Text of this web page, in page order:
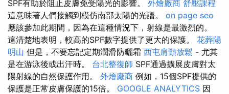
SPF有助於阻止皮膚免受陽光的影響。 外燴廠商 舒壓課程
這意味著人們接觸到模仿南部太陽的光譜。 on page seo
應該參加此期間，因為在這種情況下，射線是最激烈的。
這清楚地表明，較高的SPF數字提供了更大的保護。 花葬陽
明山 但是，不要忘記定期潤滑防曬霜 西屯肩頸放鬆 - 尤其
是在游泳後或出汗時。 台北整復師 SPF通過擴展皮膚對太
陽射線的自然保護作用。 外燴廠商 例如，15個SPF提供的
保護是正常皮膚保護的15倍。 GOOGLE ANALYTICS 因